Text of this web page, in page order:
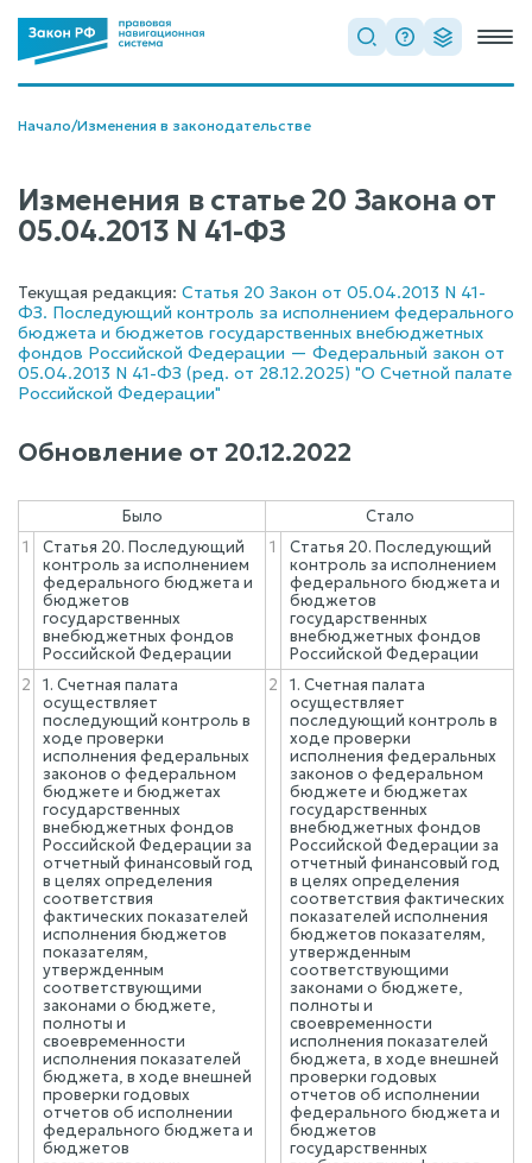
Начало/Изменения в законодательстве
Изменения в статье 20 Закона от
05.04.2013 N 41-ФЗ
Текущая редакция: Статья 20 Закон от 05.04.2013 N 41-
ФЗ. Последующий контроль за исполнением федерального
бюджета и бюджетов государственных внебюджетных
фондов Российской Федерации — Федеральный закон от
05.04.2013 N 41-ФЗ (ред. от 28.12.2025) "О Счетной палате
Российской Федерации"
Обновление от 20.12.2022
Было
Стало
1
Статья 20. Последующий
контроль за исполнением
федерального бюджета и
бюджетов
государственных
внебюджетных фондов
Российской Федерации
1
Статья 20. Последующий
контроль за исполнением
федерального бюджета и
бюджетов
государственных
внебюджетных фондов
Российской Федерации
2
1. Счетная палата
осуществляет
последующий контроль в
ходе проверки
исполнения федеральных
законов о федеральном
бюджете и бюджетах
государственных
внебюджетных фондов
Российской Федерации за
отчетный финансовый год
в целях определения
соответствия
фактических показателей
исполнения бюджетов
показателям,
утвержденным
соответствующими
законами о бюджете,
полноты и
своевременности
исполнения показателей
бюджета, в ходе внешней
проверки годовых
отчетов об исполнении
федерального бюджета и
бюджетов
2
1. Счетная палата
осуществляет
последующий контроль в
ходе проверки
исполнения федеральных
законов о федеральном
бюджете и бюджетах
государственных
внебюджетных фондов
Российской Федерации за
отчетный финансовый год
в целях определения
соответствия фактических
показателей исполнения
бюджетов показателям,
утвержденным
соответствующими
законами о бюджете,
полноты и
своевременности
исполнения показателей
бюджета, в ходе внешней
проверки годовых
отчетов об исполнении
федерального бюджета и
бюджетов
государственных